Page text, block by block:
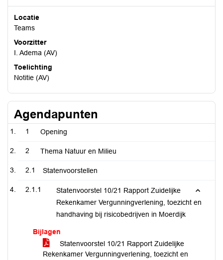
Locatie
Teams
Voorzitter
I. Adema (AV)
Toelichting
Notitie (AV)
Agendapunten
1 Opening
2 Thema Natuur en Milieu
2.1 Statenvoorstellen
2.1.1
Statenvoorstel 10/21 Rapport Zuidelijke
Rekenkamer Vergunningverlening, toezicht en
handhaving bij risicobedrijven in Moerdijk
Bijlagen
Statenvoorstel 10/21 Rapport Zuidelijke
Rekenkamer Vergunningverlening, toezicht en